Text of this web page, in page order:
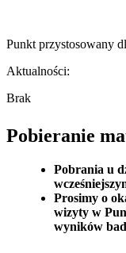
Punkt przystosowany
Aktualności:
Brak
Pobieranie
Pobrania u
Prosimy o
wizyty w
wyników